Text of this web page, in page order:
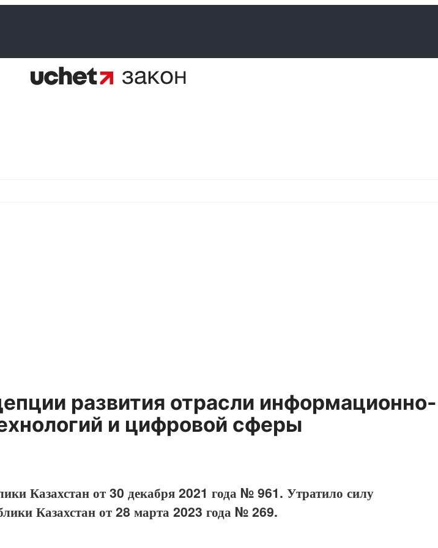
развития отрасли информационно-
и цифровой сферы
Казахстан от 30 декабря 2021 года № 961. Утратило силу
Казахстан от 28 марта 2023 года № 269.